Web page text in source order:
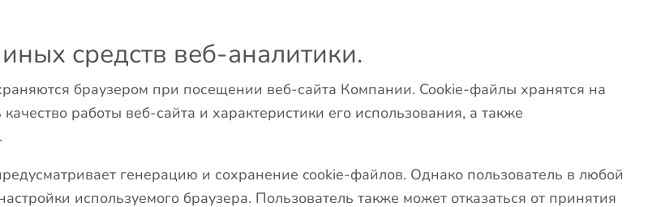
средств веб-аналитики.
браузером при посещении веб-сайта Компании. Cookie-файлы хранятся на
работы веб-сайта и характеристики его использования, а также
генерацию и сохранение cookie-файлов. Однако пользователь в любой
используемого браузера. Пользователь также может отказаться от принятия